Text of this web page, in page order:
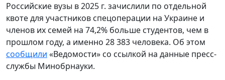
Российские вузы в 2025 г. зачислили по отдельной
квоте для участников спецоперации на Украине и
членов их семей на 74,2% больше студентов, чем в
прошлом году, а именно 28 383 человека. Об этом
сообщили «Ведомости» со ссылкой на данные пресс-
службы Минобрнауки.